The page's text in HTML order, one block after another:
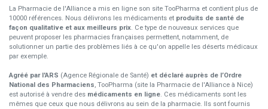
La Pharmacie de l'Alliance a mis en ligne son site TooPharma et contient plus de
10000 références. Nous délivrons les médicaments et produits de santé de
façon qualitative et aux meilleurs prix. Ce type de nouveaux services que
peuvent proposer les pharmacies françaises permettent, notamment, de
solutionner un partie des problèmes liés à ce qu'on appelle les déserts médicaux
par exemple.
Agréé par l'ARS (Agence Régionale de Santé) et déclaré auprès de l’Ordre
National des Pharmaciens, TooPharma (site la Pharmacie de l'Alliance à Nice)
est autorisé à vendre des médicaments en ligne. Ces médicaments sont les
mêmes que ceux que nous délivrons au sein de la pharmacie. Ils sont fournis